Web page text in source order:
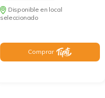
Disponible en local
seleccionado
Comprar